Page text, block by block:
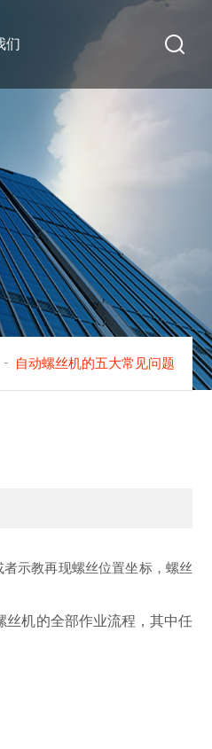
们
- 自动螺丝机的五大常见问题
示教再现螺丝位置坐标，螺丝
丝机的全部作业流程，其中任